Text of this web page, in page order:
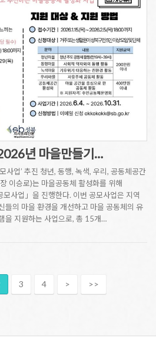
년 마을만들기…
사업’ 추진 청년, 동행, 녹색, 우리, 공동체공간
이승로)는 마을공동체 활성화를 위해
모사업」을 진행한다. 이번 공모사업은 지역
들의 마을 환경을 개선하고 마을 공동체의 유
을 지원하는 사업으로, 총 15개…
3 4 > >>